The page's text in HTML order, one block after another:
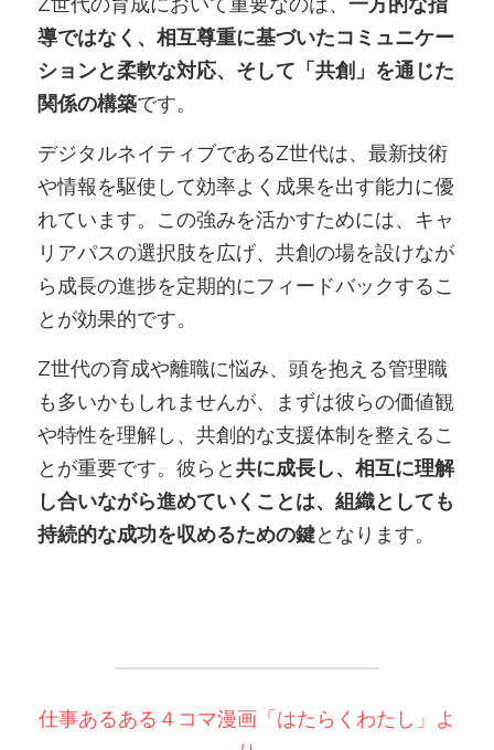
導ではなく、相互尊重に基づいたコミュニケー
ションと柔軟な対応、そして「共創」を通じた
関係の構築です。
デジタルネイティブであるZ世代は、最新技術
や情報を駆使して効率よく成果を出す能力に優
れています。この強みを活かすためには、キャ
リアパスの選択肢を広げ、共創の場を設けなが
ら成長の進捗を定期的にフィードバックするこ
とが効果的です。
Z世代の育成や離職に悩み、頭を抱える管理職
も多いかもしれませんが、まずは彼らの価値観
や特性を理解し、共創的な支援体制を整えるこ
とが重要です。彼らと共に成長し、相互に理解
し合いながら進めていくことは、組織としても
持続的な成功を収めるための鍵となります。
仕事あるある４コマ漫画「はたらくわたし」よ